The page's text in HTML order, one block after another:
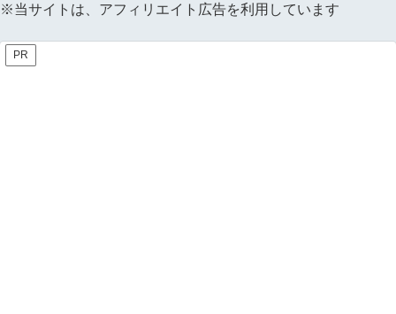
※当サイトは、アフィリエイト広告を利用しています
PR